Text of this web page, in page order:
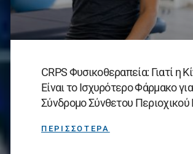
CRPS Φυσικοθεραπεία: Γιατί η
Είναι το Ισχυρότερο Φάρμακο
Σύνδρομο Σύνθετου
ΠΕΡΙΣΣΟΤΕΡΑ